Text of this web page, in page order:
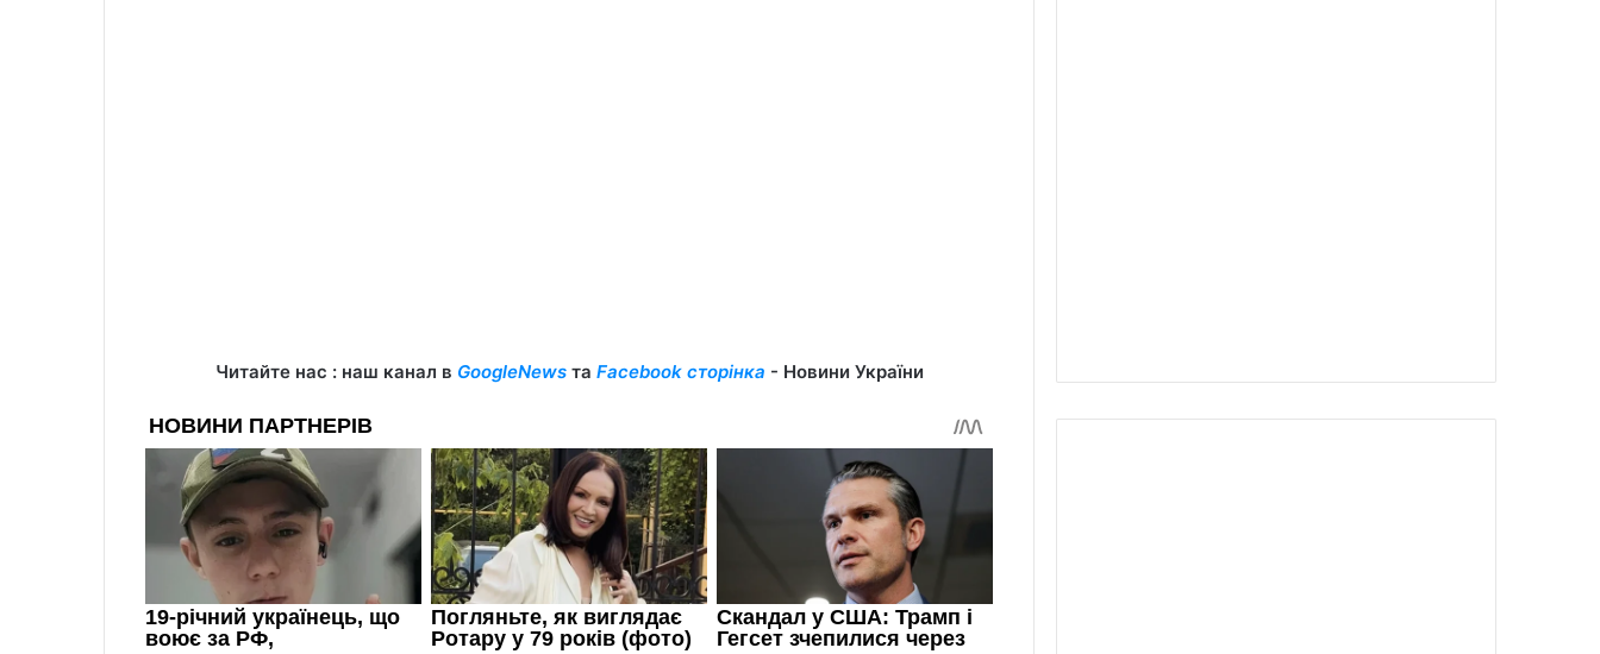
Читайте нас : наш канал в GoogleNewsта Facebook сторінка - Новини України